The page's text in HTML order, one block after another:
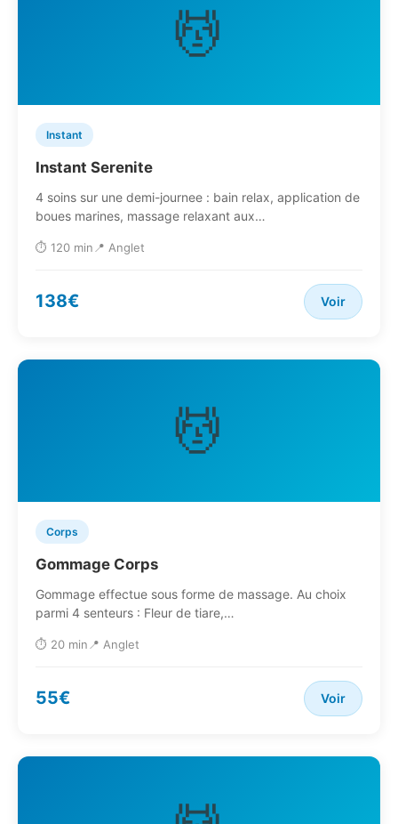
💆
Instant
Instant Serenite
4 soins sur une demi-journee : bain relax, application de
boues marines, massage relaxant aux…
⏱️ 120 min 📍 Anglet
138€ Voir
💆
Corps
Gommage Corps
Gommage effectue sous forme de massage. Au choix
parmi 4 senteurs : Fleur de tiare,…
⏱️ 20 min 📍 Anglet
55€ Voir